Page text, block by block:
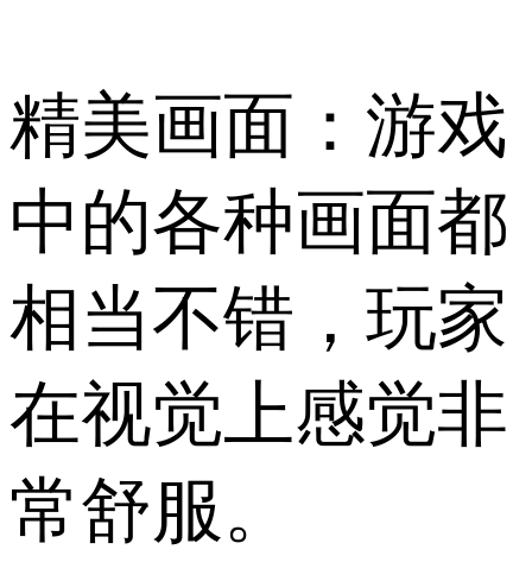
精美画面：游戏
中的各种画面都
相当不错，玩家
在视觉上感觉非
常舒服。